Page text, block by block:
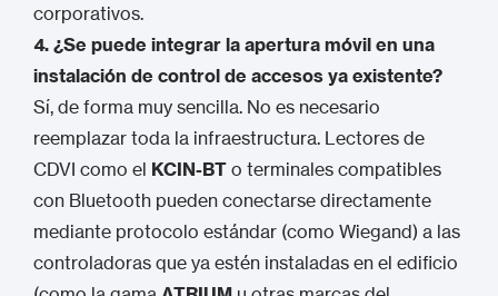
corporativos.
4. ¿Se puede integrar la apertura móvil en una
instalación de control de accesos ya existente?
Sí, de forma muy sencilla. No es necesario
reemplazar toda la infraestructura. Lectores de
CDVI como el KCIN-BT o terminales compatibles
con Bluetooth pueden conectarse directamente
mediante protocolo estándar (como Wiegand) a las
controladoras que ya estén instaladas en el edificio